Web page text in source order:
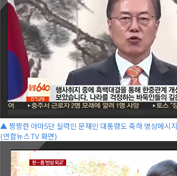
▲ 짱짱한 아마5단 실력인 문재인 대통령도 축하 영상메시
(연합뉴스TV 화면)